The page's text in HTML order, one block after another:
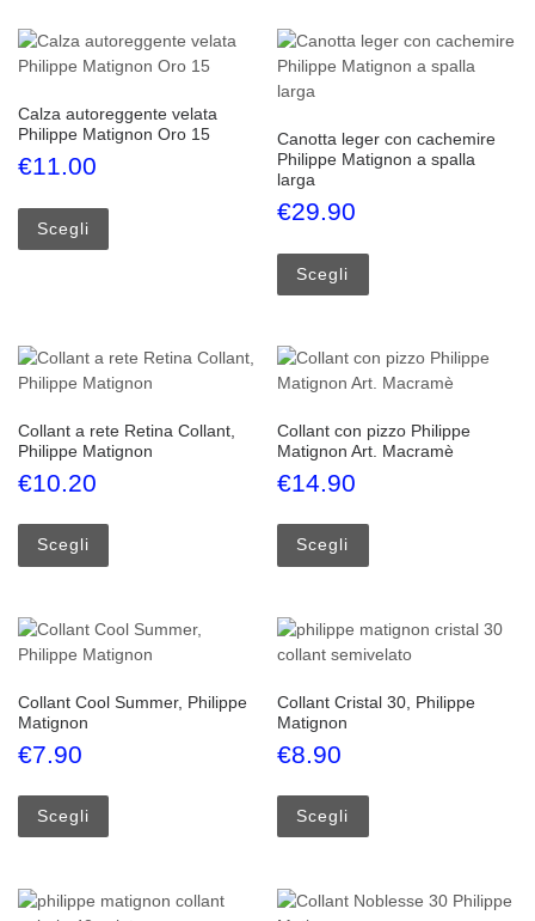
Calza autoreggente velata
Philippe Matignon Oro 15
€11.00
Scegli
Questo prodotto ha più varianti. Le opzioni possono
Canotta leger con cachemire
Philippe Matignon a spalla
larga
€29.90
Scegli
Collant a rete Retina Collant,
Philippe Matignon
€10.20
Scegli
Collant con pizzo Philippe
Matignon Art. Macramè
€14.90
Scegli
Collant Cool Summer, Philippe
Matignon
€7.90
Scegli
Collant Cristal 30, Philippe
Matignon
€8.90
Scegli